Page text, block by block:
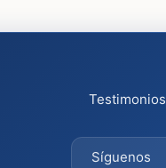
Testimonios
Síguenos